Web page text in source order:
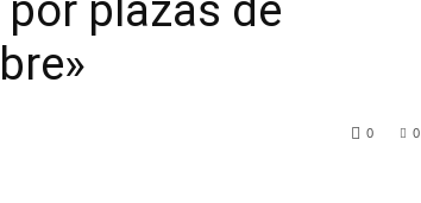
plazas de
0
0